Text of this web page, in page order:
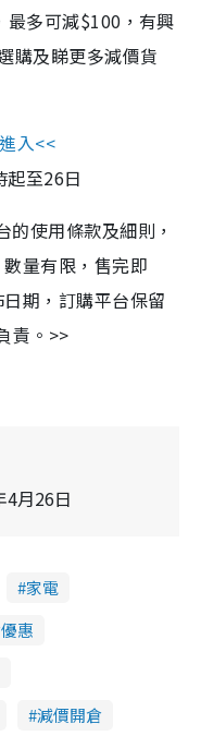
最多可減$100 ，有興
購及睇更多減價貨
入<<
至26日
使用條款及細則，
量有限，售完即
期，訂購平台保留
責。 >>
4月26日
家電
惠
減價開倉